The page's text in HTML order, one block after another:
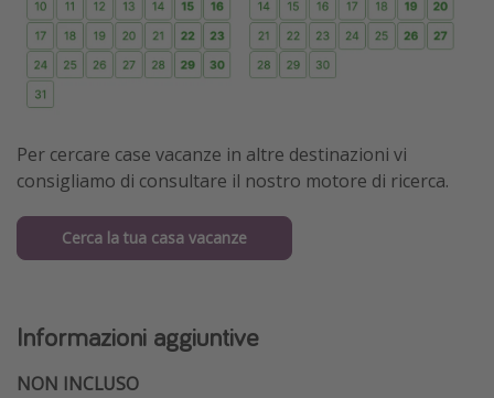
Per cercare case vacanze in altre destinazioni vi
consigliamo di consultare il nostro motore di ricerca.
Cerca la tua casa vacanze
Informazioni aggiuntive
NON INCLUSO